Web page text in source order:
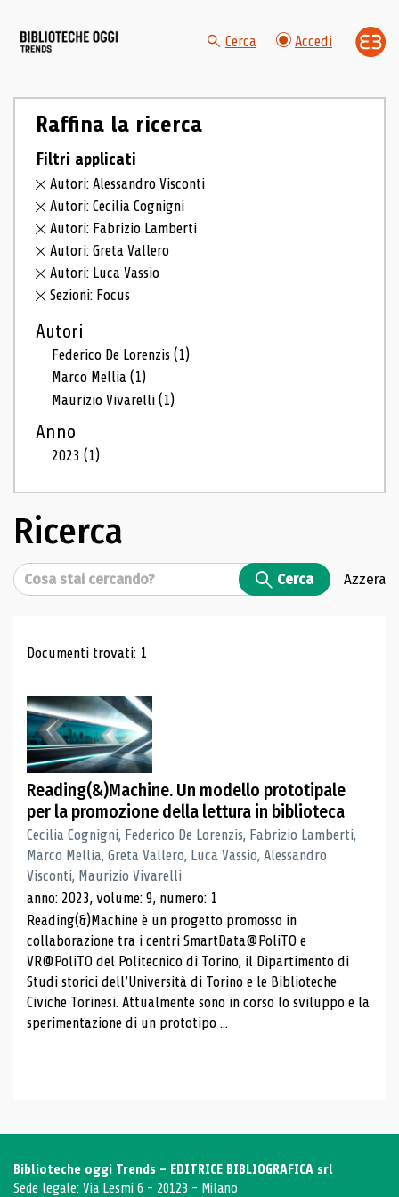
Cerca Accedi
Raffina la ricerca
Filtri applicati
Autori: Alessandro Visconti
Autori: Cecilia Cognigni
Autori: Fabrizio Lamberti
Autori: Greta Vallero
Autori: Luca Vassio
Sezioni: Focus
Autori
Federico De Lorenzis(1)
Marco Mellia(1)
Maurizio Vivarelli(1)
Anno
2023(1)
Ricerca
Cerca Cerca Azzera
Risultati di ricerca
Documenti trovati: 1
Reading(&)Machine. Un modello prototipale
per la promozione della lettura in biblioteca
Cecilia Cognigni, Federico De Lorenzis, Fabrizio Lamberti,
Marco Mellia, Greta Vallero, Luca Vassio, Alessandro
Visconti, Maurizio Vivarelli
anno: 2023, volume: 9, numero: 1
Reading(&)Machine è un progetto promosso in
collaborazione tra i centri SmartData@PoliTO e
VR@PoliTO del Politecnico di Torino, il Dipartimento di
Studi storici dell’Università di Torino e le Biblioteche
Civiche Torinesi. Attualmente sono in corso lo sviluppo e la
sperimentazione di un prototipo ...
Biblioteche oggi Trends - EDITRICE BIBLIOGRAFICA srl
Sede legale: Via Lesmi 6 - 20123 - Milano